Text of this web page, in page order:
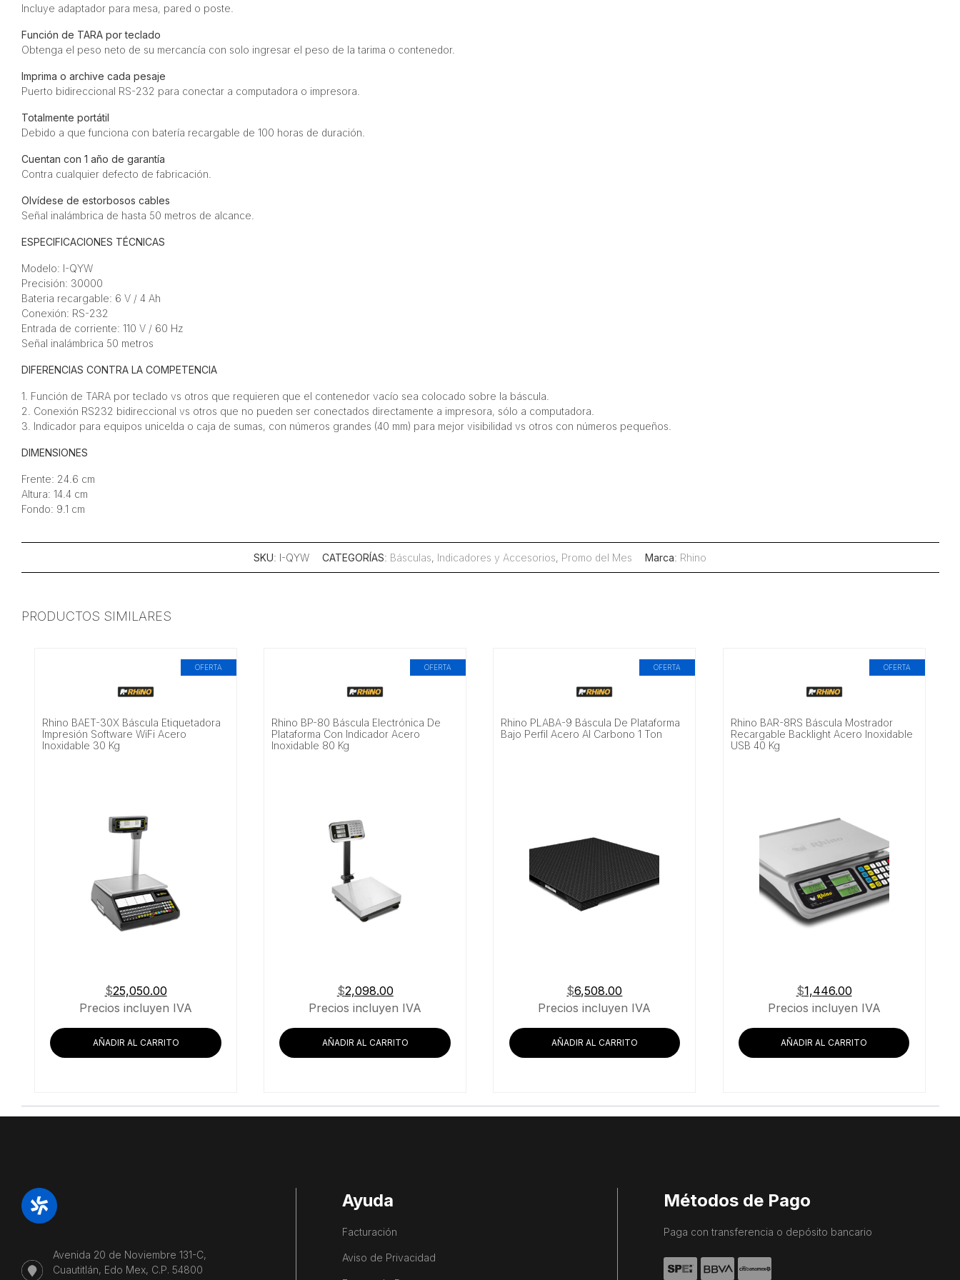
Incluye adaptador para mesa, pared o poste.
Función de TARA por teclado
Obtenga el peso neto de su mercancía con solo ingresar el peso de la tarima o contenedor.
Imprima o archive cada pesaje
Puerto bidireccional RS-232 para conectar a computadora o impresora.
Totalmente portátil
Debido a que funciona con batería recargable de 100 horas de duración.
Cuentan con 1 año de garantía
Contra cualquier defecto de fabricación.
Olvídese de estorbosos cables
Señal inalámbrica de hasta 50 metros de alcance.
ESPECIFICACIONES TÉCNICAS
Modelo: I-QYW
Precisión: 30000
Bateria recargable: 6 V / 4 Ah
Conexión: RS-232
Entrada de corriente: 110 V / 60 Hz
Señal inalámbrica 50 metros
DIFERENCIAS CONTRA LA COMPETENCIA
1. Función de TARA por teclado vs otros que requieren que el contenedor vacío sea colocado sobre la báscula.
2. Conexión RS232 bidireccional vs otros que no pueden ser conectados directamente a impresora, sólo a computadora.
3. Indicador para equipos unicelda o caja de sumas, con números grandes (40 mm) para mejor visibilidad vs otros con números pequeños.
DIMENSIONES
Frente: 24.6 cm
Altura: 14.4 cm
Fondo: 9.1 cm
SKU: I-QYW CATEGORÍAS: Básculas, Indicadores y Accesorios, Promo del Mes Marca: Rhino
PRODUCTOS SIMILARES
OFERTA
Rhino BAET-30X Báscula Etiquetadora
Impresión Software WiFi Acero
Inoxidable 30 Kg
$25,050.00
Precios incluyen IVA
AÑADIR AL CARRITO
OFERTA
Rhino BP-80 Báscula Electrónica De
Plataforma Con Indicador Acero
Inoxidable 80 Kg
$2,098.00
Precios incluyen IVA
AÑADIR AL CARRITO
OFERTA
Rhino PLABA-9 Báscula De Plataforma
Bajo Perfil Acero Al Carbono 1 Ton
$6,508.00
Precios incluyen IVA
AÑADIR AL CARRITO
OFERTA
Rhino BAR-8RS Báscula Mostrador
Recargable Backlight Acero Inoxidable
USB 40 Kg
$1,446.00
Precios incluyen IVA
AÑADIR AL CARRITO
Avenida 20 de Noviembre 131-C,
Cuautitlán, Edo Mex, C.P. 54800
Ayuda
Facturación
Aviso de Privacidad
Métodos de Pago
Paga con transferencia o depósito bancario